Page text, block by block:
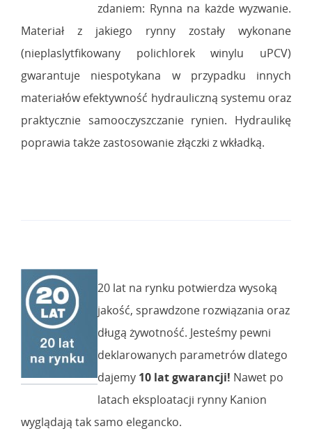
zdaniem: Rynna na każde wyzwanie.
Materiał z jakiego rynny zostały wykonane
(nieplaslytfikowany polichlorek winylu uPCV)
gwarantuje niespotykana w przypadku innych
materiałów efektywność hydrauliczną systemu oraz
praktycznie samooczyszczanie rynien. Hydraulikę
poprawia także zastosowanie złączki z wkładką.
20 lat na rynku potwierdza wysoką
jakość, sprawdzone rozwiązania oraz
długą żywotność. Jesteśmy pewni
deklarowanych parametrów dlatego
dajemy 10 lat gwarancji! Nawet po
latach eksploatacji rynny Kanion
wyglądają tak samo elegancko.